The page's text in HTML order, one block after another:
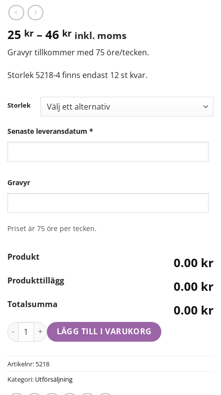
25 kr – 46 kr inkl. moms
Gravyr tillkommer med 75 öre/tecken.
Storlek 5218-4 finns endast 12 st kvar.
Storlek
Senaste leveransdatum *
Gravyr
Priset är 75 öre per tecken.
Produkt 0.00 kr
Produkttillägg 0.00 kr
Totalsumma 0.00 kr
LÄGG TILL I VARUKORG
Artikelnr: 5218
Kategori: Utförsäljning